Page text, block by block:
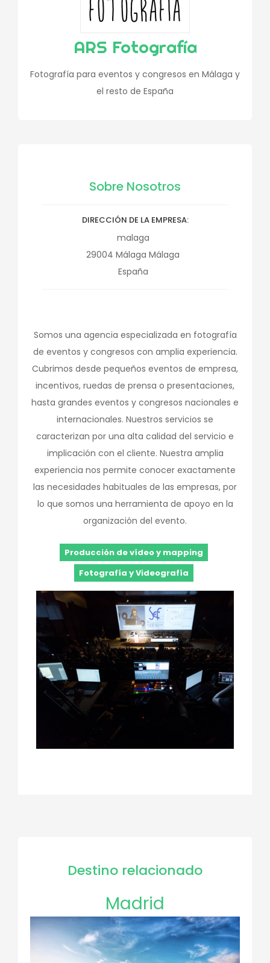
ARS Fotografía
Fotografía para eventos y congresos en Málaga y
el resto de España
Sobre Nosotros
DIRECCIÓN DE LA EMPRESA
malaga
29004 Málaga Málaga
España
Somos una agencia especializada en fotografía
de eventos y congresos con amplia experiencia.
Cubrimos desde pequeños eventos de empresa,
incentivos, ruedas de prensa o presentaciones,
hasta grandes eventos y congresos nacionales e
internacionales. Nuestros servicios se
caracterizan por una alta calidad del servicio e
implicación con el cliente. Nuestra amplia
experiencia nos permite conocer exactamente
las necesidades habituales de las empresas, por
lo que somos una herramienta de apoyo en la
organización del evento.
Producción de vídeo y mapping
Fotografía y Videografía
Destino relacionado
Madrid